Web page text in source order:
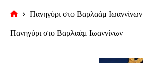
σελίδα
Πανηγύρι στο Βαρλαάμ Ιωαννίνων
Πανηγύρι στο Βαρλαάμ Ιωαννίνων